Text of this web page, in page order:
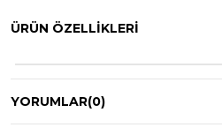
ÜRÜN ÖZELLIKLERI
YORUMLAR(0)